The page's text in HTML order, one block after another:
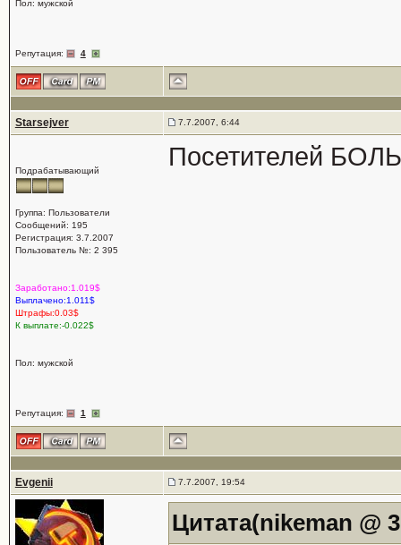
Пол: мужской
Репутация: 4
Starsejver 7.7.2007, 6:44
Подрабатывающий
Группа: Пользователи
Сообщений: 195
Регистрация: 3.7.2007
Пользователь №: 2 395
Заработано:1.019$
Выплачено:1.011$
Штрафы:0.03$
К выплате:-0.022$
Пол: мужской
Репутация: 1
Посетителей
Evgenii 7.7.2007, 19:54
Цитата(nikeman @